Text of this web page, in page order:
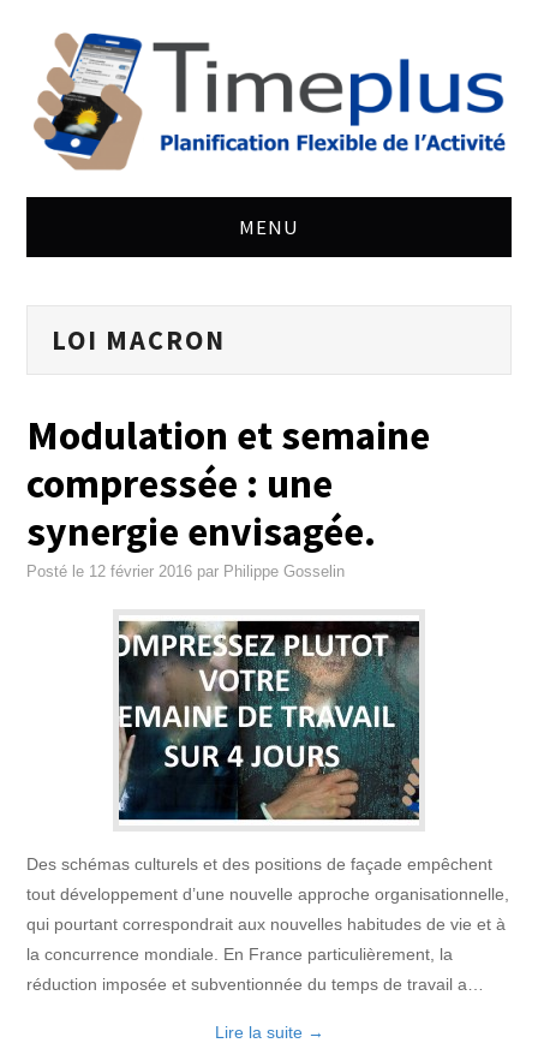
MENU
ACTUALITÉ JURIDIQUE
SITE
LOI MACRON
Modulation et semaine
compressée : une
synergie envisagée.
Posté le 12 février 2016 par Philippe Gosselin
Des schémas culturels et des positions de façade empêchent
tout développement d’une nouvelle approche organisationnelle,
qui pourtant correspondrait aux nouvelles habitudes de vie et à
la concurrence mondiale. En France particulièrement, la
réduction imposée et subventionnée du temps de travail a…
Lire la suite →